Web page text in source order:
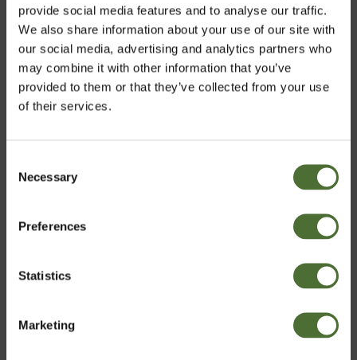
provide social media features and to analyse our traffic.
We also share information about your use of our site with
our social media, advertising and analytics partners who
may combine it with other information that you’ve
provided to them or that they’ve collected from your use
of their services.
Selection
Necessary
Preferences
Statistics
Marketing
dagens viktigste måltid" ikke eren myte. Så spis
ordentlig, dagen avhenger av det!